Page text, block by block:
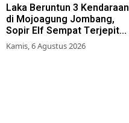
Laka Beruntun 3 Kendaraan
di Mojoagung Jombang,
Sopir Elf Sempat Terjepit
Kemudi
Kamis, 6 Agustus 2026